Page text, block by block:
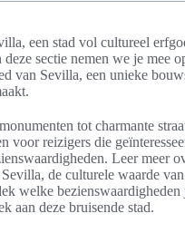
een stad vol cultureel
sectie nemen we je mee
van Sevilla, een unieke
tot charmante
voor reizigers die
Leer meer
de culturele waarde
welke bezienswaardigheden
aan deze bruisende stad.